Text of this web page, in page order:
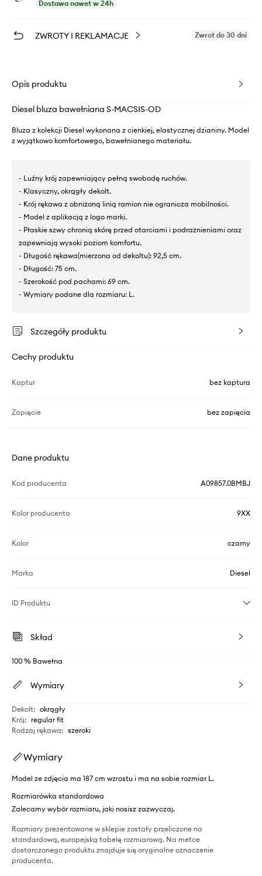
Dostawa nawet w 24h
ZWROTY I REKLAMACJE Zwrot do 30 dni
Opis produktu
Diesel bluza bawełniana S-MACSIS-OD
Bluza z kolekcji Diesel wykonana z cienkiej, elastycznej dzianiny. Model
z wyjątkowo komfortowego, bawełnianego materiału.
- Luźny krój zapewniający pełną swobodę ruchów.
- Klasyczny, okrągły dekolt.
- Krój rękawa z obniżoną linią ramion nie ogranicza mobilności.
- Model z aplikacją z logo marki.
- Płaskie szwy chronią skórę przed otarciami i podrażnieniami oraz
zapewniają wysoki poziom komfortu.
- Długość rękawa(mierzona od dekoltu): 92,5 cm.
- Długość: 75 cm.
- Szerokość pod pachami: 69 cm.
- Wymiary podane dla rozmiaru: L.
Szczegóły produktu
Cechy produktu
Kaptur bez kaptura
Zapięcie bez zapięcia
Dane produktu
Kod producenta A09857.0BMBJ
Kolor producenta 9XX
Kolor czarny
Marka Diesel
ID Produktu
Skład
100 % Bawełna
Wymiary
Dekolt: okrągły
Krój: regular fit
Rodzaj rękawa: szeroki
Wymiary
Model ze zdjęcia ma 187 cm wzrostu i ma na sobie rozmiar L.
Rozmiarówka standardowa
Zalecamy wybór rozmiaru, jaki nosisz zazwyczaj.
Rozmiary prezentowane w sklepie zostały przeliczone na
standardową, europejską tabelę rozmiarową. Na metce
dostarczonego produktu znajduje się oryginalne oznaczenie
producenta.